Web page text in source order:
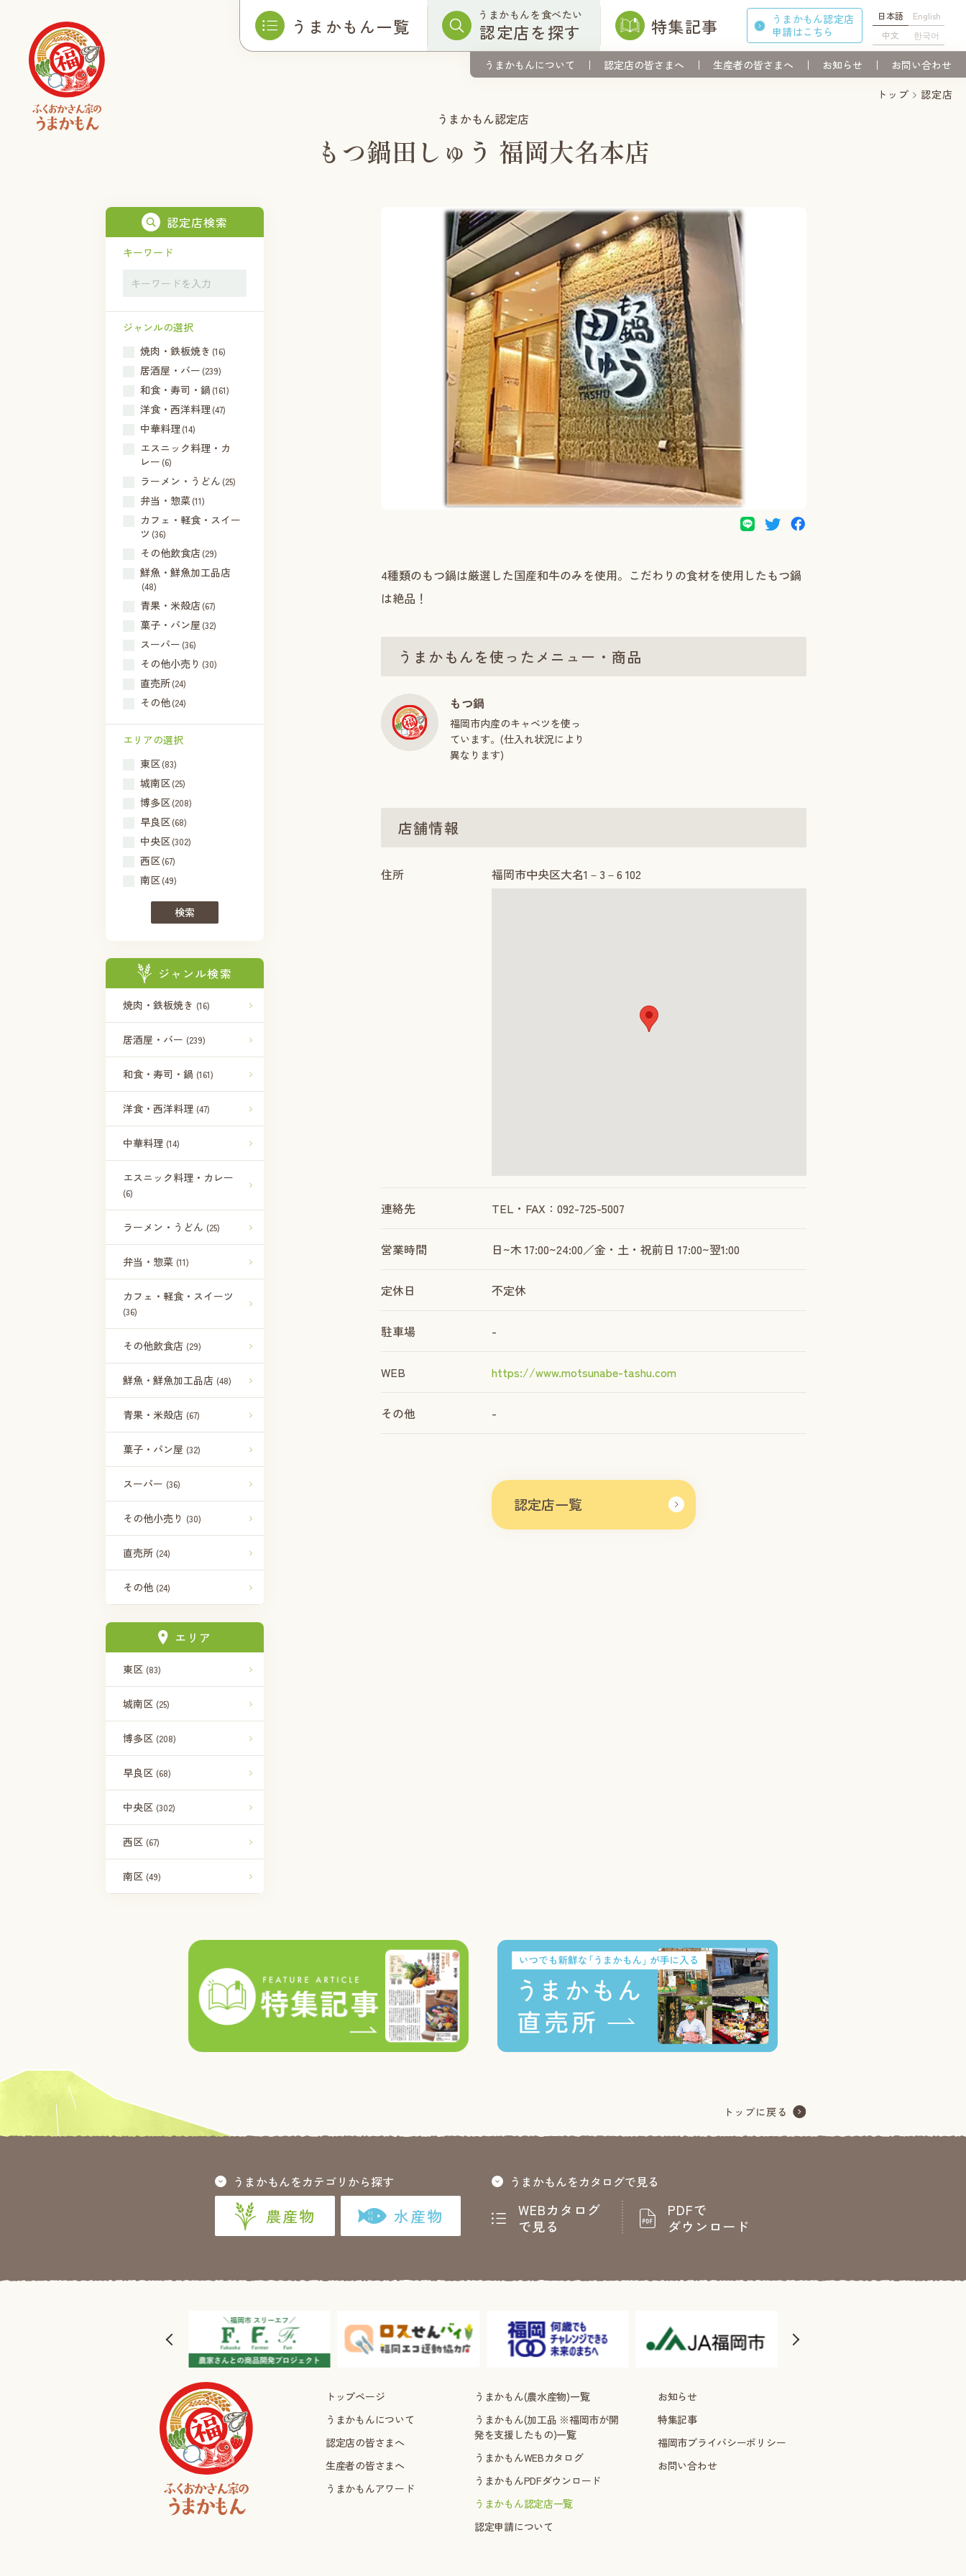
うまかもん一覧 うまかもんを食べたい
認定店を探す 特集記事
うまかもん認定店
申請はこちら
日本語
English
中文
한국어
うまかもんについて 認定店の皆さまへ 生産者の皆さまへ お知らせ お問い合わせ
トップ 認定店
うまかもん認定店
もつ鍋田しゅう 福岡大名本店
認定店検索
キーワード
ジャンルの選択
焼肉・鉄板焼き (16)
居酒屋・バー (239)
和食・寿司・鍋 (161)
洋食・西洋料理 (47)
中華料理 (14)
エスニック料理・カ
レー (6)
ラーメン・うどん (25)
弁当・惣菜(11)
カフェ・軽食・スイー
ツ (36)
その他飲食店(29)
鮮魚・鮮魚加工品店
(48)
青果・米殻店(67)
菓子・パン屋 (32)
スーパー (36)
その他小売り (30)
直売所(24)
その他(24)
エリアの選択
東区(83)
城南区(25)
博多区(208)
早良区(68)
中央区(302)
西区(67)
南区(49)
検索
ジャンル検索
焼肉・鉄板焼き (16)
居酒屋・バー (239)
和食・寿司・鍋 (161)
洋食・西洋料理 (47)
中華料理 (14)
エスニック料理・カレー
(6)
ラーメン・うどん (25)
弁当・惣菜 (11)
カフェ・軽食・スイーツ
(36)
その他飲食店 (29)
鮮魚・鮮魚加工品店 (48)
青果・米殻店 (67)
菓子・パン屋 (32)
スーパー (36)
その他小売り (30)
直売所 (24)
その他 (24)
エリア
東区 (83)
城南区 (25)
博多区 (208)
早良区 (68)
中央区 (302)
西区 (67)
南区 (49)
4種類のもつ鍋は厳選した国産和牛のみを使用。こだわりの食材を使用したもつ鍋
は絶品！
うまかもんを使ったメニュー・商品
もつ鍋
福岡市内産のキャベツを使っ
ています。(仕入れ状況により
異なります)
店舗情報
住所 福岡市中央区大名1－3－6 102
連絡先 TEL・FAX：092-725-5007
営業時間 日~木 17:00~24:00／金・土・祝前日 17:00~翌1:00
定休日 不定休
駐車場 -
WEB https://www.motsunabe-tashu.com
その他 -
認定店一覧
うまかもんをカテゴリから探す
農産物 水産物
うまかもんをカタログで見る
WEBカタログ
で見る
PDFで
ダウンロード
トップページ
うまかもんについて
認定店の皆さまへ
生産者の皆さまへ
うまかもんアワード
うまかもん(農水産物)一覧
うまかもん(加工品 ※福岡市が開
発を支援したもの)一覧
うまかもんWEBカタログ
うまかもんPDFダウンロード
うまかもん認定店一覧
認定申請について
お知らせ
特集記事
福岡市プライバシーポリシー
お問い合わせ